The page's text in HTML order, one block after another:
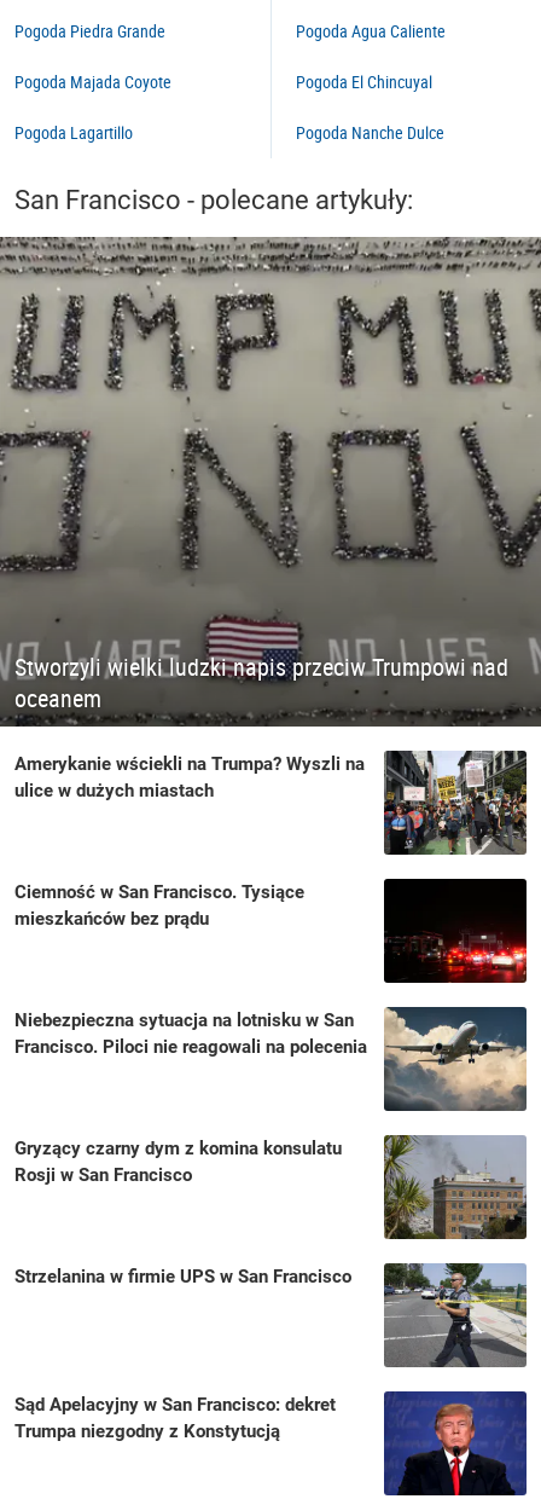
Pogoda Piedra Grande
Pogoda Majada Coyote
Pogoda Lagartillo
Pogoda Agua Caliente
Pogoda El Chincuyal
Pogoda Nanche Dulce
San Francisco - polecane artykuły:
Stworzyli wielki ludzki napis przeciw Trumpowi nad
oceanem
Amerykanie wściekli na Trumpa? Wyszli na
ulice w dużych miastach
Ciemność w San Francisco. Tysiące
mieszkańców bez prądu
Niebezpieczna sytuacja na lotnisku w San
Francisco. Piloci nie reagowali na polecenia
Gryzący czarny dym z komina konsulatu
Rosji w San Francisco
Strzelanina w firmie UPS w San Francisco
Sąd Apelacyjny w San Francisco: dekret
Trumpa niezgodny z Konstytucją